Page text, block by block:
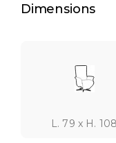
Dimensions
L. 79 x H. 108